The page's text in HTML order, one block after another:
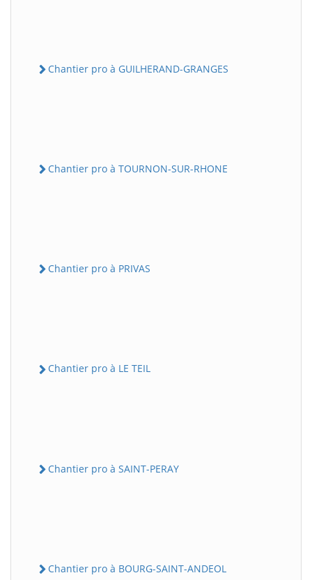
Chantier pro à GUILHERAND-GRANGES
Chantier pro à TOURNON-SUR-RHONE
Chantier pro à PRIVAS
Chantier pro à LE TEIL
Chantier pro à SAINT-PERAY
Chantier pro à BOURG-SAINT-ANDEOL